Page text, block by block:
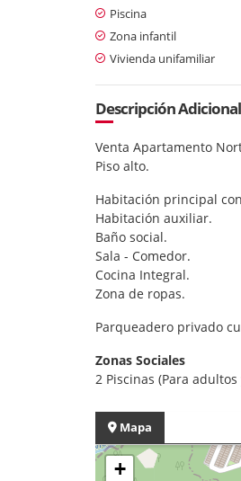
Piscina
Zona infantil
Vivienda unifamiliar
Descripción Adicional
Venta Apartamento
Piso alto.
Habitación principal
Habitación auxiliar.
Baño social.
Sala - Comedor.
Cocina Integral.
Zona de ropas.
Parqueadero privado
Zonas Sociales
2 Piscinas (Para
Mapa
+